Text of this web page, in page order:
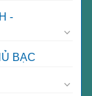
-
BẠC